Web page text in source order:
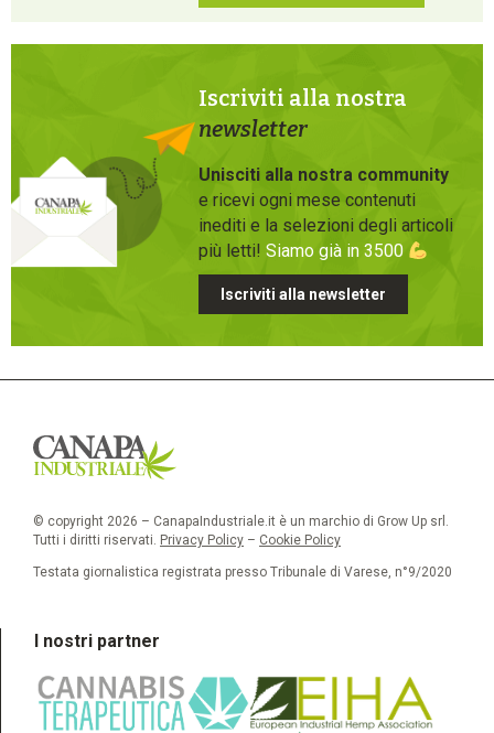
Iscriviti alla nostra
newsletter
Unisciti alla nostra community
e ricevi ogni mese contenuti
inediti e la selezioni degli articoli
più letti! Siamo già in 3500
Iscriviti alla newsletter
© copyright 2026 – CanapaIndustriale.it è un marchio di Grow Up srl.
Tutti i diritti riservati. Privacy Policy – Cookie Policy
Testata giornalistica registrata presso Tribunale di Varese, n°9/2020
I nostri partner